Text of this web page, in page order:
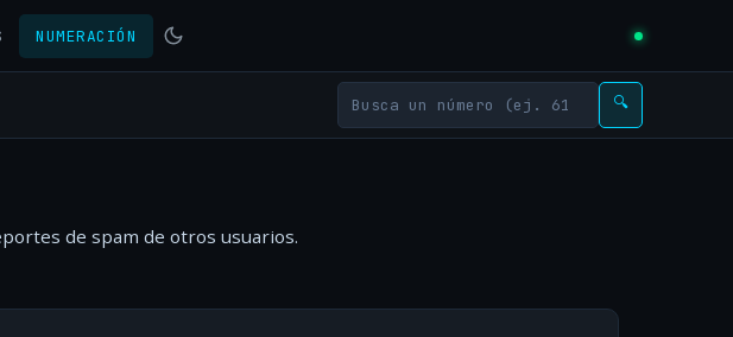
NUMERACIÓN
🔍
de spam de otros usuarios.